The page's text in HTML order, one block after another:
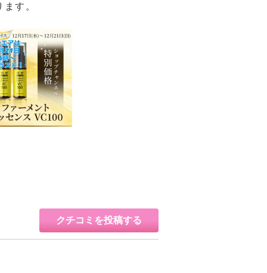
す。
クチコミを投稿する